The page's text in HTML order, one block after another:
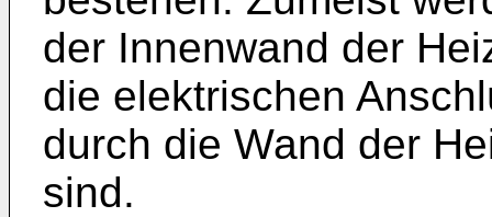
der Innenwand der
die elektrischen
durch die Wand der
sind.